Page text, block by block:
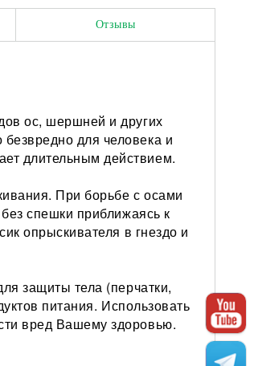
Отзывы
ос, шершней и других
для человека и
длительным действием.
При борьбе с осами
спешки приближаясь к
опрыскивателя в гнездо и
защиты тела (перчатки,
питания. Использовать
вред Вашему здоровью.